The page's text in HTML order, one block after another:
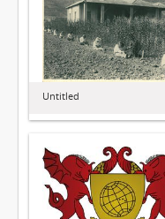
Untitled